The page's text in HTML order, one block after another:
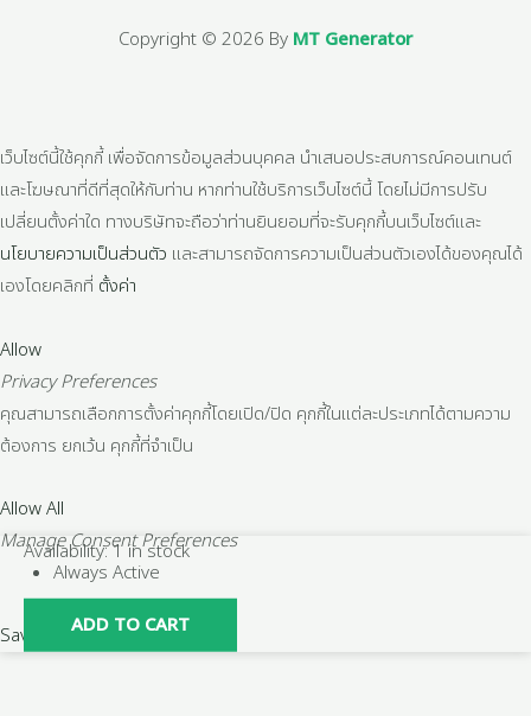
Copyright © 2026 By MT Generator
เว็บไซต์นี้ใช้คุกกี้ เพื่อจัดการข้อมูลส่วนบุคคล นำเสนอประสบการณ์คอนเทนต์
และโฆษณาที่ดีที่สุดให้กับท่าน หากท่านใช้บริการเว็บไซต์นี้ โดยไม่มีการปรับ
เปลี่ยนตั้งค่าใด ทางบริษัทจะถือว่าท่านยินยอมที่จะรับคุกกี้บนเว็บไซต์และ
นโยบายความเป็นส่วนตัว และสามารถจัดการความเป็นส่วนตัวเองได้ของคุณได้
เองโดยคลิกที่ ตั้งค่า
Allow
Privacy Preferences
คุณสามารถเลือกการตั้งค่าคุกกี้โดยเปิด/ปิด คุกกี้ในแต่ละประเภทได้ตามความ
ต้องการ ยกเว้น คุกกี้ที่จำเป็น
Allow All
Manage Consent Preferences
Always Active
Save
Availability:1 in stock
ปลัก
อุด
PE
ADD TO CART